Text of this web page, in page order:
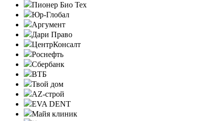
Пионер Био Тех
Юр-Глобал
Аргумент
Дари Право
ЦентрКонсалт
Роснефть
Сбербанк
ВТБ
Твой дом
AZ-строй
EVA DENT
Майя клиник